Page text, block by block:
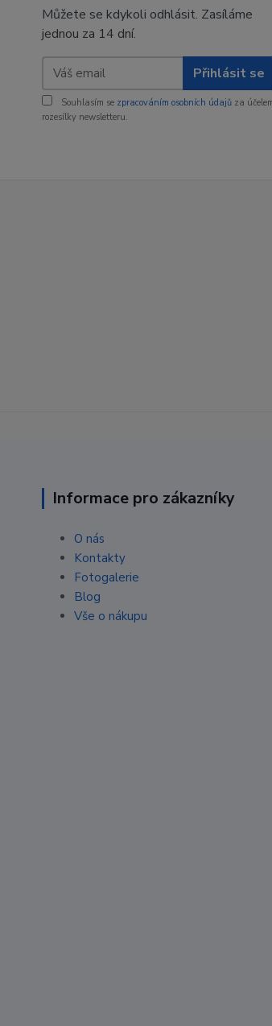
Můžete se kdykoli odhlásit. Zasíláme
jednou za 14 dní.
Přihlásit se
Souhlasím se zpracováním osobních údajů za
rozesílky newsletteru.
Informace pro zákazníky
O nás
Kontakty
Fotogalerie
Blog
Vše o nákupu